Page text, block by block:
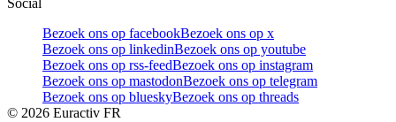
Social
Bezoek ons op facebookBezoek ons op x
Bezoek ons op linkedinBezoek ons op youtube
Bezoek ons op rss-feedBezoek ons op instagram
Bezoek ons op mastodonBezoek ons op telegram
Bezoek ons op blueskyBezoek ons op threads
© 2026 Euractiv FR